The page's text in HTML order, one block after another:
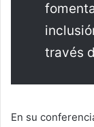
través
En su